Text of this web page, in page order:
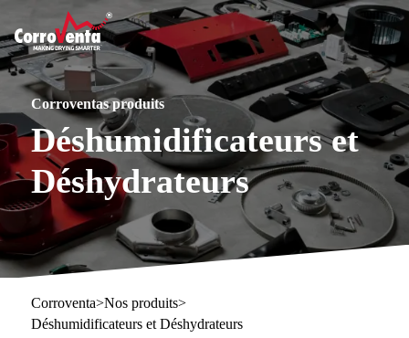
Corroventas produits
Déshumidificateurs et
Déshydrateurs
Corroventa>Nos produits>
Déshumidificateurs et Déshydrateurs